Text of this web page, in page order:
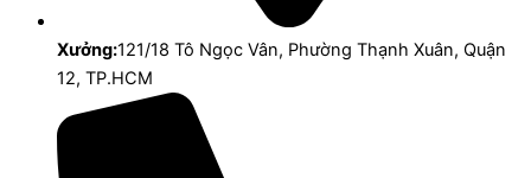
Xưởng:121/18 Tô Ngọc Vân, Phường Thạnh Xuân, Quận
12, TP.HCM